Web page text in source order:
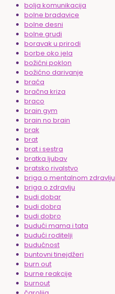
bolja komunikacija
bolne bradavice
bolne desni
bolne grudi
boravak u prirodi
borbe oko jela
božićni poklon
božićno darivanje
braća
bračna kriza
braco
brain gym
brain no brain
brak
brat
brat i sestra
bratka ljubav
bratsko rivalstvo
briga o mentalnom zdravlju
briga o zdravlju
budi dobar
budi dobra
budi dobro
budući mama i tata
budući roditelji
budućnost
buntovni tinejdžeri
burn out
burne reakcije
burnout